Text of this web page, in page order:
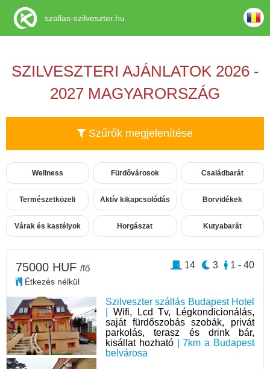
SZILVESZTERI AJÁNLATOK 2026 -
2027 MAGYARORSZÁG
Szűrők megjelenítése
Wellness Fürdővárosok Családbarát
Természetközeli Aktív kikapcsolódás Borvidékek
Várak és kastélyok Horgászat Kutyabarát
Szilveszter szállás Budapest Hotel
Wifi, Lcd Tv, Légkondicionálás,
saját fürdőszobás szobák, privát
parkolás, terasz és drink bár,
kisállat hozható| 7km a Budapest
belvárosa
75000 HUF /fő
Étkezés nélkül
1 - 40
3
14
szallas-szilveszter.hu